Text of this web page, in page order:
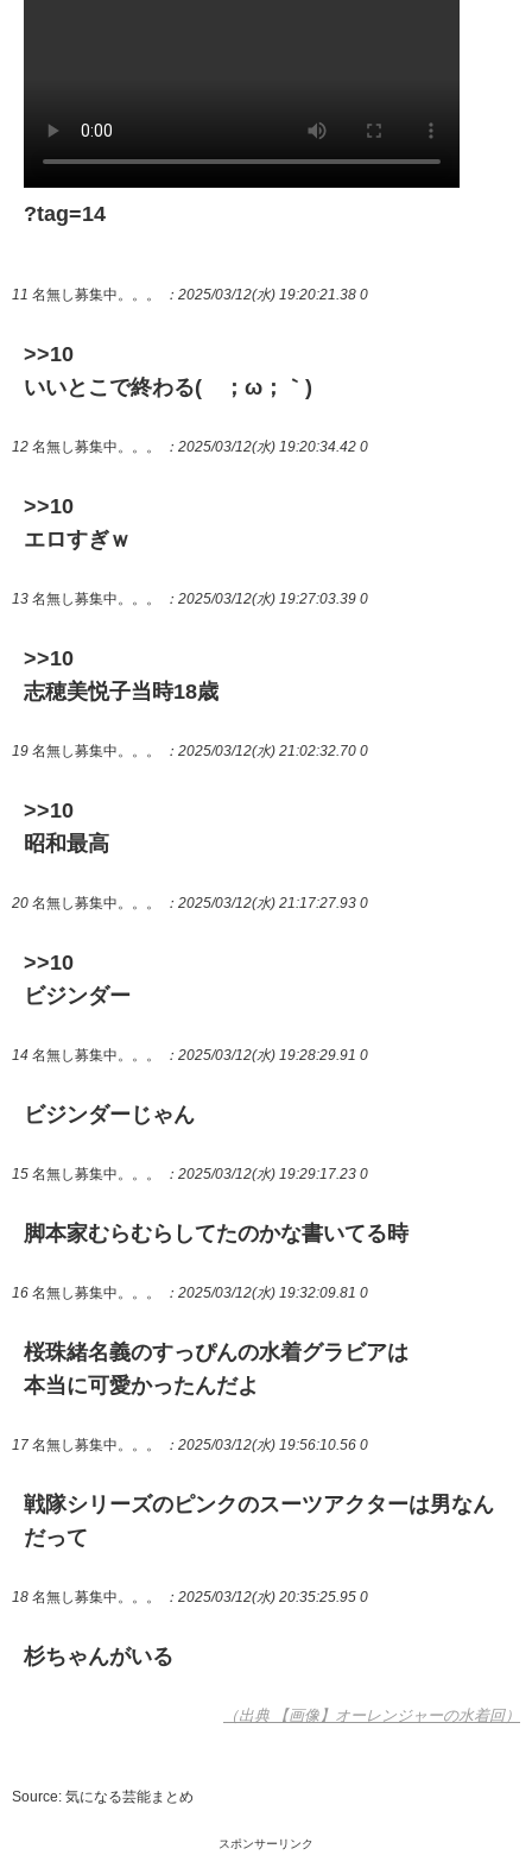
?tag=14
11 名無し募集中。。。 ：2025/03/12(水) 19:20:21.38 0
>>10
いいとこで終わる(´；ω；｀)
12 名無し募集中。。。 ：2025/03/12(水) 19:20:34.42 0
>>10
エロすぎｗ
13 名無し募集中。。。 ：2025/03/12(水) 19:27:03.39 0
>>10
志穂美悦子当時18歳
19 名無し募集中。。。 ：2025/03/12(水) 21:02:32.70 0
>>10
昭和最高
20 名無し募集中。。。 ：2025/03/12(水) 21:17:27.93 0
>>10
ビジンダー
14 名無し募集中。。。 ：2025/03/12(水) 19:28:29.91 0
ビジンダーじゃん
15 名無し募集中。。。 ：2025/03/12(水) 19:29:17.23 0
脚本家むらむらしてたのかな書いてる時
16 名無し募集中。。。 ：2025/03/12(水) 19:32:09.81 0
桜珠緒名義のすっぴんの水着グラビアは
本当に可愛かったんだよ
17 名無し募集中。。。 ：2025/03/12(水) 19:56:10.56 0
戦隊シリーズのピンクのスーツアクターは男なん
だって
18 名無し募集中。。。 ：2025/03/12(水) 20:35:25.95 0
杉ちゃんがいる
（出典 【画像】オーレンジャーの水着回）
Source: 気になる芸能まとめ
スポンサーリンク